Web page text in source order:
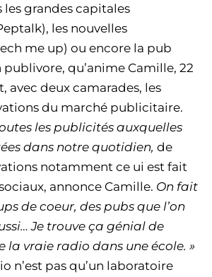
les grandes capitales
les nouvelles
me up) ou encore la pub
publivore, qu’anime Camille, 22
avec deux camarades, les
du marché publicitaire.
les publicités auxquelles
dans notre quotidien, de
notamment ce ui est fait
annonce Camille. On fait
de coeur, des pubs que l’on
Je trouve ça génial de
la vraie radio dans une école. »
n’est pas qu’un laboratoire